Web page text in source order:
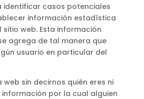
identificar casos potenciales
información estadística
sitio web. Esta información
agrega de tal manera que
usuario en particular del
web sin decirnos quién eres ni
información por la cual alguien